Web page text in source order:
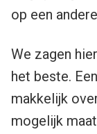
op een
We zagen
het beste.
makkelijk
mogelijk